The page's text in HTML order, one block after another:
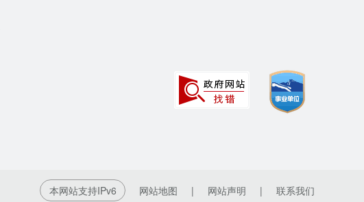
本网站支持IPv6 网站地图 | 网站声明 | 联系我们